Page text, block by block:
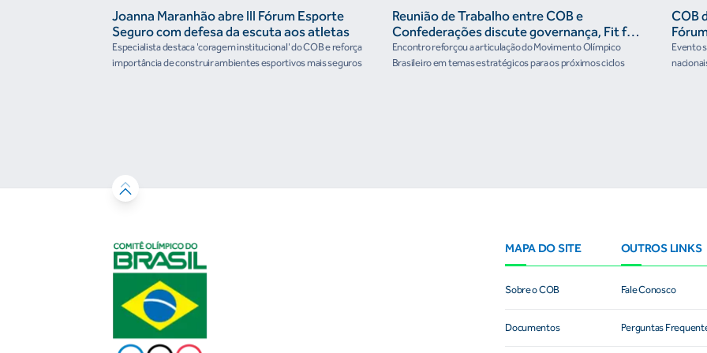
Joanna Maranhão abre III Fórum Esporte
Seguro com defesa da escuta aos atletas
Especialista destaca 'coragem institucional' do COB e reforça
importância de construir ambientes esportivos mais seguros
Reunião de Trabalho entre COB e
Confederações discute governança, Fit for
the Future e presença do Brasil em
organismos internacionais
Encontro reforçou a articulação do Movimento Olímpico
Brasileiro em temas estratégicos para os próximos ciclos
COB
Evento
MAPA DO SITE
Sobre o COB
Documentos
OUTROS LINKS
Fale Conosco
Perguntas